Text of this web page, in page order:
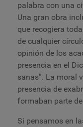
palabra con una
Una gran obra
que recogiera
de cualquier
opinión de los
presencia en el
sanas”. La moral
presencia de
formaban parte
Si pensamos en